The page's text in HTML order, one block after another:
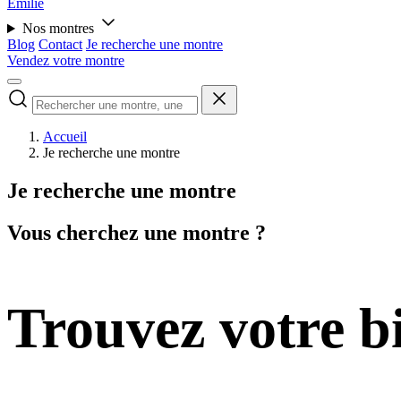
Émilie
Nos montres
Blog Contact Je recherche une montre
Vendez votre montre
Accueil
Je recherche une montre
Je recherche une montre
Vous cherchez une montre ?
Trouvez votre